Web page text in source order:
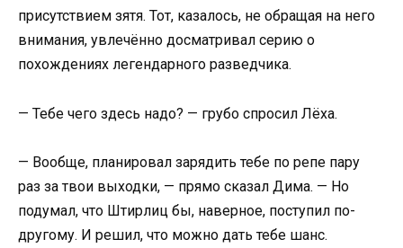
присутствием зятя. Тот, казалось, не обращая на него
внимания, увлечённо досматривал серию о
похождениях легендарного разведчика.
— Тебе чего здесь надо? — грубо спросил Лёха.
— Вообще, планировал зарядить тебе по репе пару
раз за твои выходки, — прямо сказал Дима. — Но
подумал, что Штирлиц бы, наверное, поступил по-
другому. И решил, что можно дать тебе шанс.